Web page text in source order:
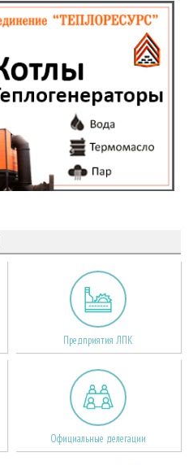
Предприятия ЛПК
Официальные делегации